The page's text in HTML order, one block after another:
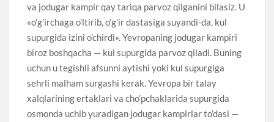
va jodugar kampir qay tariqa parvoz qilganini bilasiz. U
«o’g’irchaga o’ltirib, o’g’ir dastasiga suyandi-da, kul
supurgida izini o’chirdi». Yevropaning jodugar kampiri
biroz boshqacha — kul supurgida parvoz qiladi. Buning
uchun u tegishli afsunni aytishi yoki kul supurgiga
sehrli malham surgashi kerak. Yevropa bir talay
xalqlarining ertaklari va cho’pchaklarida supurgida
osmonda uchib yuradigan jodugar kampirlar to’dasi —